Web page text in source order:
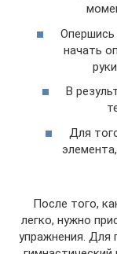
Опершись
начать
В
Для
После того,
легко, нужно
упражнения. Для